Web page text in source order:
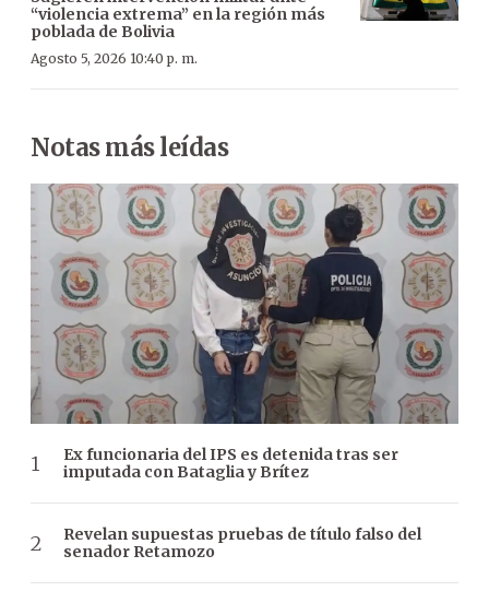
“violencia extrema” en la región más
poblada de Bolivia
Agosto 5, 2026 10:40 p. m.
Notas más leídas
Ex funcionaria del IPS es detenida tras ser
imputada con Bataglia y Brítez
Revelan supuestas pruebas de título falso del
senador Retamozo